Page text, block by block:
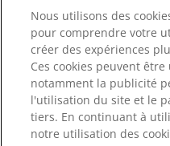
Nous utilisons des
pour comprendre votre
créer des expériences
Ces cookies peuvent
notamment la publicité
l'utilisation du site et le
tiers. En continuant à
notre utilisation des